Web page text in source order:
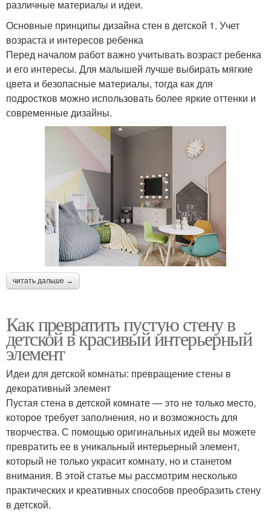
различные материалы и идеи.
Основные принципы дизайна стен в детской 1. Учет
возраста и интересов ребенка
Перед началом работ важно учитывать возраст ребенка
и его интересы. Для малышей лучше выбирать мягкие
цвета и безопасные материалы, тогда как для
подростков можно использовать более яркие оттенки и
современные дизайны.
читать дальше →
Как превратить пустую стену в
детской в красивый интерьерный
элемент
Идеи для детской комнаты: превращение стены в
декоративный элемент
Пустая стена в детской комнате — это не только место,
которое требует заполнения, но и возможность для
творчества. С помощью оригинальных идей вы можете
превратить ее в уникальный интерьерный элемент,
который не только украсит комнату, но и станетом
внимания. В этой статье мы рассмотрим несколько
практических и креативных способов преобразить стену
в детской.